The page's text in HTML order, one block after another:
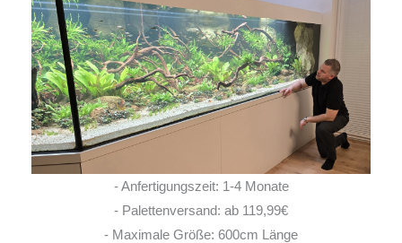
- Anfertigungszeit: 1-4 Monate
- Palettenversand: ab 119,99€
- Maximale Größe: 600cm Länge